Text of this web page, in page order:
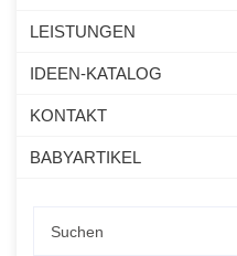
LEISTUNGEN
IDEEN-KATALOG
KONTAKT
BABYARTIKEL